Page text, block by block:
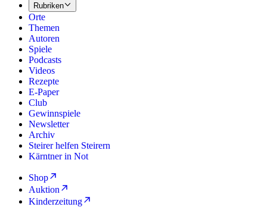
Rubriken
Orte
Themen
Autoren
Spiele
Podcasts
Videos
Rezepte
E-Paper
Club
Gewinnspiele
Newsletter
Archiv
Steirer helfen Steirern
Kärntner in Not
Shop
Auktion
Kinderzeitung